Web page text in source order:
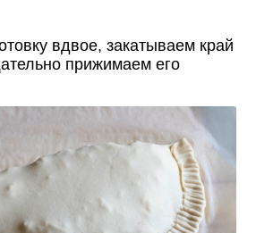
вдвое, закатываем край
прижимаем его